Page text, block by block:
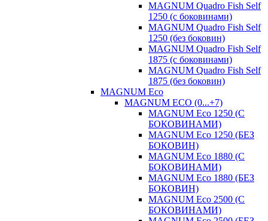
MAGNUM Quadro Fish Self
1250 (с боковинами)
MAGNUM Quadro Fish Self
1250 (без боковин)
MAGNUM Quadro Fish Self
1875 (с боковинами)
MAGNUM Quadro Fish Self
1875 (без боковин)
MAGNUM Eco
MAGNUM ECO (0...+7)
MAGNUM Eco 1250 (С
БОКОВИНАМИ)
MAGNUM Eco 1250 (БЕЗ
БОКОВИН)
MAGNUM Eco 1880 (С
БОКОВИНАМИ)
MAGNUM Eco 1880 (БЕЗ
БОКОВИН)
MAGNUM Eco 2500 (С
БОКОВИНАМИ)